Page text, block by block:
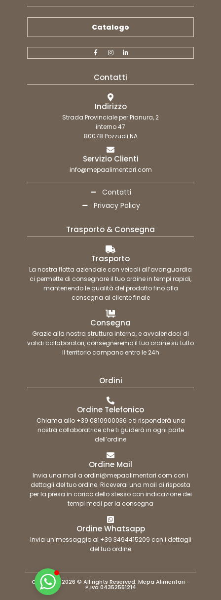
Catalogo
Contatti
Indirizzo
Strada Provinciale per Pianura, 2
interno 47
80078 Pozzuoli NA
Servizio Clienti
info@mepaalimentari.com
Contatti
Privacy Policy
Trasporto & Consegna
Trasporto
La nostra flotta aziendale con veicoli all’avanguardia
ci permette di consegnare il tuo ordine in tempi rapidi,
mantenendo le qualità del prodotto fino alla
consegna al cliente finale
Consegna
Grazie alla nostra struttura interna, e avvalendoci di
validi collaboratori, consegneremo il tuo ordine su tutto
il territorio campano entro le 24h
Ordini
Ordine Telefonico
Chiama allo +39 0810900036 e ti risponderà una
nostra collaboratrice che ti guiderà in ogni parte
dell’ordine
Ordine Mail
Invia una mail a ordini@mepaalimentari.com con i
dettagli del tuo ordine. Riceverai una mail di risposta
per la presa in carico dello stesso con indicazione dei
tempi medi per la consegna
Ordine Whatsapp
Invia un messaggio al +39 3494415209 con i dettagli
del tuo ordine
Copyright 2026 © All rights Reserved. Mepa Alimentari -
P.Iva 04352551214